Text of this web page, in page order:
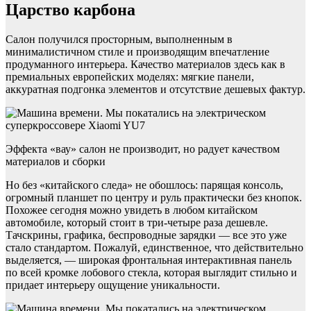
Царство карбона
Салон получился просторным, выполненным в
минималистичном стиле и производящим впечатление
продуманного интерьера. Качество материалов здесь как в
премиальных европейских моделях: мягкие панели,
аккуратная подгонка элементов и отсутствие дешевых фактур.
Эффекта «вау» салон не производит, но радует качеством
материалов и сборки
Но без «китайского следа» не обошлось: парящая консоль,
огромный планшет по центру и руль практически без кнопок.
Похожее сегодня можно увидеть в любом китайском
автомобиле, который стоит в три-четыре раза дешевле.
Тачскрины, графика, беспроводные зарядки — все это уже
стало стандартом. Пожалуй, единственное, что действительно
выделяется, — широкая фронтальная интерактивная панель
по всей кромке лобового стекла, которая выглядит стильно и
придает интерьеру ощущение уникальности.